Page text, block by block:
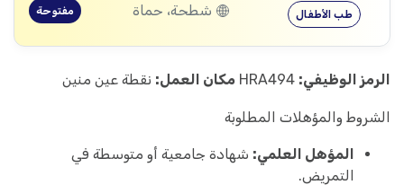
طب الأطفال شطحة، حماة مفتوحة
الرمز الوظيفي: مكان العمل: نقطة عين منين
الشروط والمؤهلات المطلوبة
المؤهل العلمي: شهادة جامعية أو متوسطة في
التمريض.